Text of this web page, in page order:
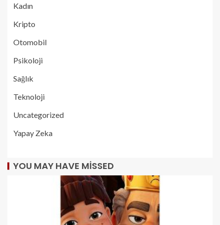
Kadın
Kripto
Otomobil
Psikoloji
Sağlık
Teknoloji
Uncategorized
Yapay Zeka
YOU MAY HAVE MISSED